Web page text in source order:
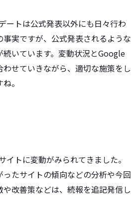
ートは公式発表以外にも日々行わ
実ですが、公式発表されるような
いています。変動状況とGoogle
せていきながら、適切な施策をし
。
イトに変動がみられてきました。
たサイトの傾向などの分析や今回
改善策などは、続報を追記発信し